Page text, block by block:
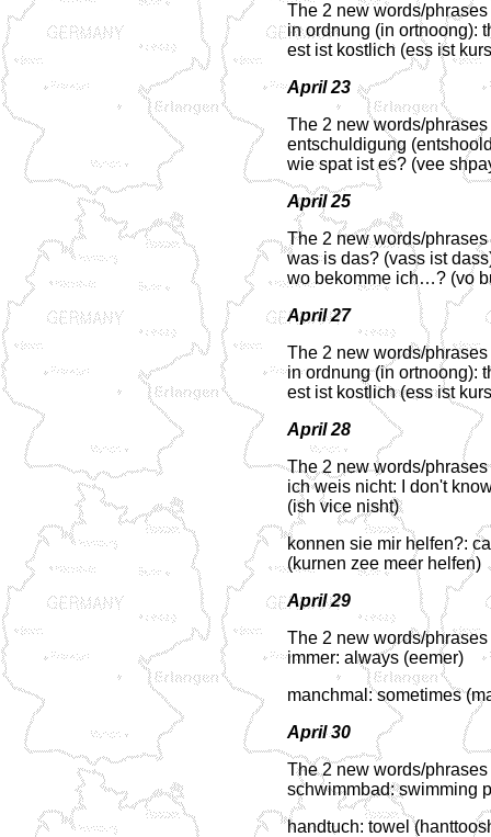
The 2 new words/
in ordnung (in ortnoong):
est ist kostlich (ess ist
April 23
The 2 new words/
entschuldigung
wie spat ist es? (vee
April 25
The 2 new words/
was is das? (vass ist
wo bekomme ich…? (vo
April 27
The 2 new words/
in ordnung (in ortnoong):
est ist kostlich (ess ist
April 28
The 2 new words/
ich weis nicht: I don't
(ish vice nisht)
konnen sie mir helfen?:
(kurnen zee meer helfen)
April 29
The 2 new words/
immer: always (eemer)
manchmal: sometimes
April 30
The 2 new words/
schwimmbad: swimming
handtuch: towel